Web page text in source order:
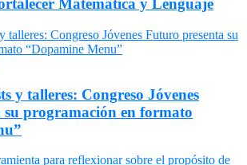
Matemática y Lenguaje
y talleres: Congreso Jóvenes
programación en formato